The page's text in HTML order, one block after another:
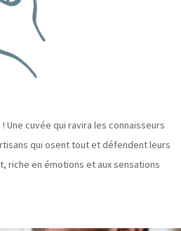
Une cuvée qui ravira les connaisseurs
qui osent tout et défendent leurs
riche en émotions et aux sensations